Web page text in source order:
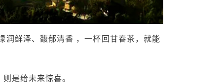
鲜泽、馥郁清香 ，一杯回甘春茶，就能
是给未来惊喜。